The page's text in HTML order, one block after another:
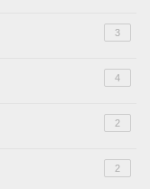
3
4
2
2